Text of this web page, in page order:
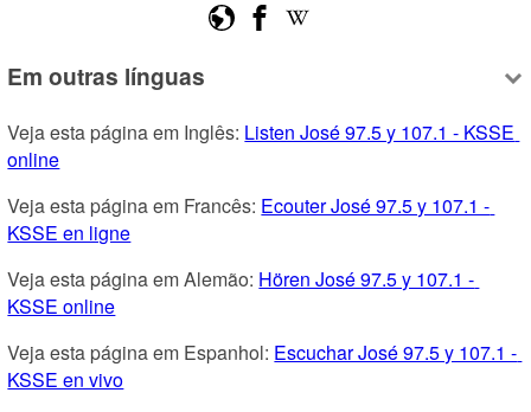
Em outras línguas
Veja esta página em Inglês: Listen José 97.5 y 107.1 - KSSE
online
Veja esta página em Francês: Ecouter José 97.5 y 107.1 -
KSSE en ligne
Veja esta página em Alemão: Hören José 97.5 y 107.1 -
KSSE online
Veja esta página em Espanhol: Escuchar José 97.5 y 107.1 -
KSSE en vivo